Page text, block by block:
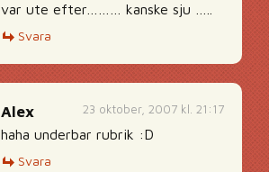
var ute efter……… kanske sju …..
Svara
23 oktober, 2007 kl. 21:17
Alex
haha underbar rubrik :D
Svara